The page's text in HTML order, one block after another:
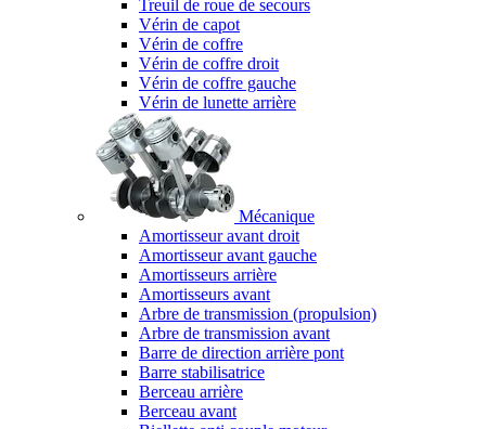
Treuil de roue de secours
Vérin de capot
Vérin de coffre
Vérin de coffre droit
Vérin de coffre gauche
Vérin de lunette arrière
Mécanique
Amortisseur avant droit
Amortisseur avant gauche
Amortisseurs arrière
Amortisseurs avant
Arbre de transmission (propulsion)
Arbre de transmission avant
Barre de direction arrière pont
Barre stabilisatrice
Berceau arrière
Berceau avant